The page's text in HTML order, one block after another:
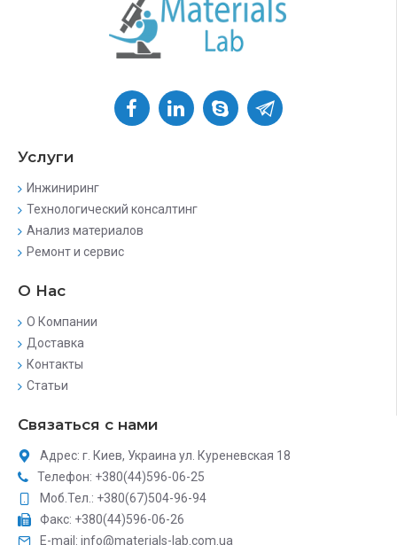
Услуги
Инжиниринг
Технологический консалтинг
Анализ материалов
Ремонт и сервис
О Нас
О Компании
Доставка
Контакты
Статьи
Связаться с нами
Адрес: г. Киев, Украина ул. Куреневская 18
Телефон: +380(44)596-06-25
Моб.Тел.: +380(67)504-96-94
Факс: +380(44)596-06-26
E-mail: info@materials-lab.com.ua